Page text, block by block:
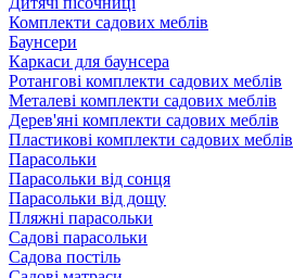
Комплекти садових меблів
Баунсери
Каркаси для баунсера
Ротангові комплекти садових меблів
Металеві комплекти садових меблів
Дерев'яні комплекти садових меблів
Пластикові комплекти садових меблів
Парасольки
Парасольки від сонця
Парасольки від дощу
Пляжні парасольки
Садові парасольки
Садова постіль